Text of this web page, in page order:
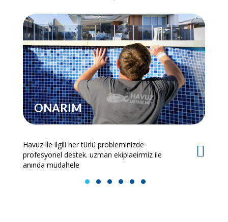
ONARIM
Havuz ile ilgili her türlü probleminizde
profesyonel destek. uzman ekiplaeirmiz ile
anında müdahele
1 2 3 4 5 6